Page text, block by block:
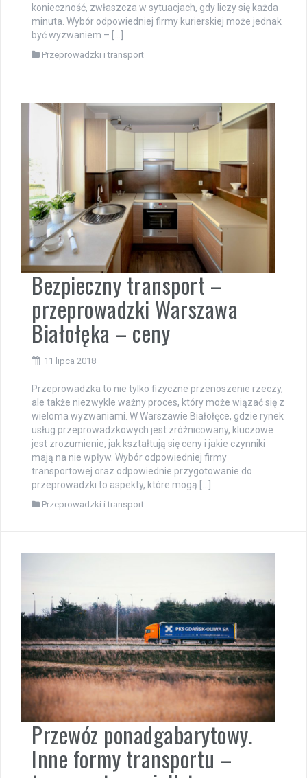
konieczność, zwłaszcza w sytuacjach, gdy liczy się każda
minuta. Wybór odpowiedniej firmy kurierskiej może jednak
być wyzwaniem – […]
Przeprowadzki i transport
Bezpieczny transport –
przeprowadzki Warszawa
Białołęka – ceny
11 lipca 2018
Przeprowadzka to nie tylko fizyczne przenoszenie rzeczy,
ale także niezwykle ważny proces, który może wiązać się z
wieloma wyzwaniami. W Warszawie Białołęce, gdzie rynek
usług przeprowadzkowych jest zróżnicowany, kluczowe
jest zrozumienie, jak kształtują się ceny i jakie czynniki
mają na nie wpływ. Wybór odpowiedniej firmy
transportowej oraz odpowiednie przygotowanie do
przeprowadzki to aspekty, które mogą […]
Przeprowadzki i transport
Przewóz ponadgabarytowy.
Inne formy transportu –